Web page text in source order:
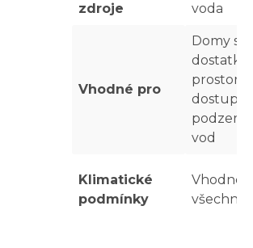
zdroje
voda
Vhodné pro
Domy s
prostoru
vod
Klimatické
podmínky
Vhodné
všechny